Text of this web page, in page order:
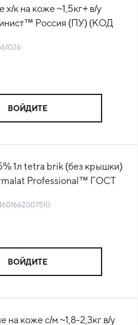
х/к на коже ~1,5кг+ в/у
Россия (ПУ) (КОД
ВОЙДИТЕ
1л tetra brik (без крышки)
Professional™ ГОСТ
76360)
ВОЙДИТЕ
на коже с/м ~1,8-2,3кг в/у